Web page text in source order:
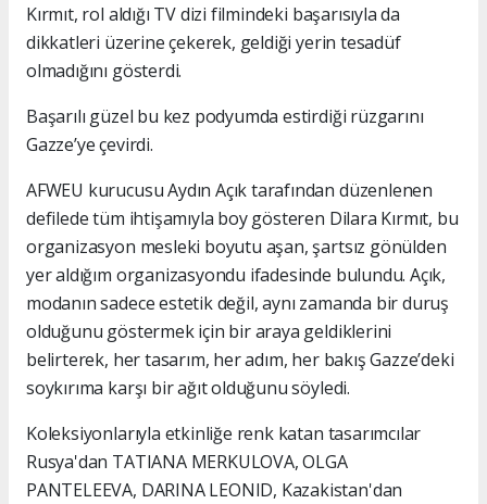
Kırmıt, rol aldığı TV dizi filmindeki başarısıyla da
dikkatleri üzerine çekerek, geldiği yerin tesadüf
olmadığını gösterdi.
Başarılı güzel bu kez podyumda estirdiği rüzgarını
Gazze’ye çevirdi.
AFWEU kurucusu Aydın Açık tarafından düzenlenen
defilede tüm ihtişamıyla boy gösteren Dilara Kırmıt, bu
organizasyon mesleki boyutu aşan, şartsız gönülden
yer aldığım organizasyondu ifadesinde bulundu. Açık,
modanın sadece estetik değil, aynı zamanda bir duruş
olduğunu göstermek için bir araya geldiklerini
belirterek, her tasarım, her adım, her bakış Gazze’deki
soykırıma karşı bir ağıt olduğunu söyledi.
Koleksiyonlarıyla etkinliğe renk katan tasarımcılar
Rusya'dan TATIANA MERKULOVA, OLGA
PANTELEEVA, DARINA LEONID, Kazakistan'dan